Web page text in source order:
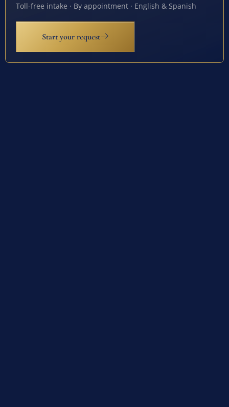
Toll-free intake · By appointment · English & Spanish
Start your request